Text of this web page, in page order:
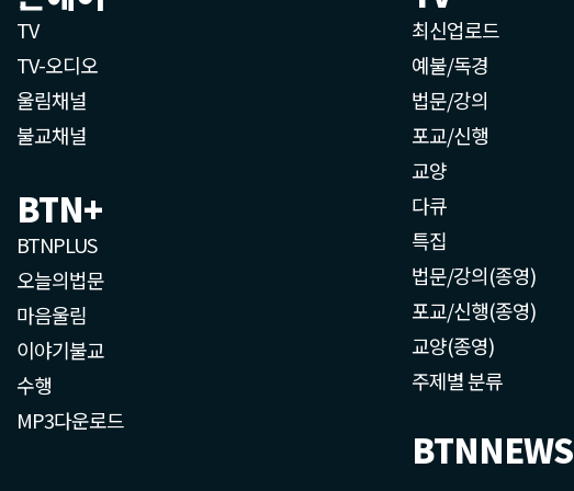
TV
TV-오디오
울림채널
불교채널
BTN+
BTNPLUS
오늘의법문
마음울림
이야기불교
수행
MP3다운로드
최신업로드
예불/독경
법문/강의
포교/신행
교양
다큐
특집
법문/강의(종영)
포교/신행(종영)
교양(종영)
주제별 분류
BTNNEWS